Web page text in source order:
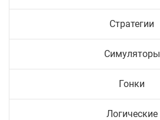
Стратегии
Симуляторы
Гонки
Логические